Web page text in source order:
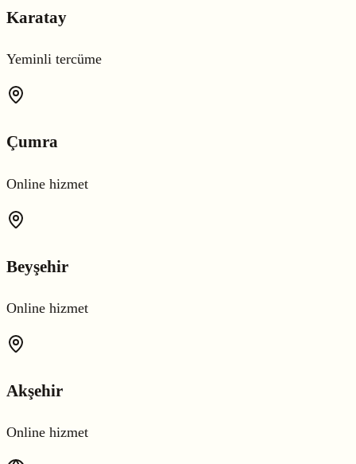
Karatay
Yeminli tercüme
Çumra
Online hizmet
Beyşehir
Online hizmet
Akşehir
Online hizmet